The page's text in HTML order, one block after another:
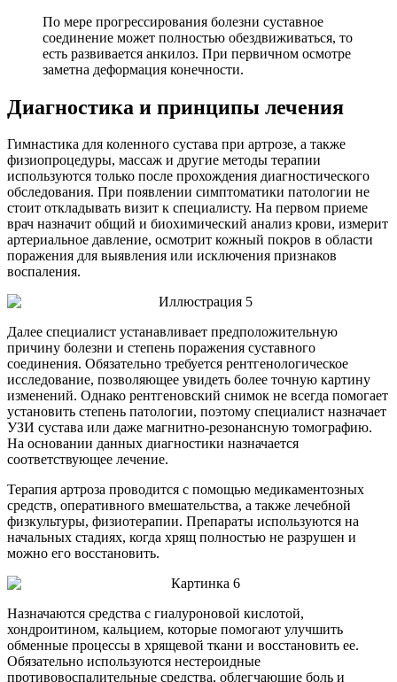
По мере прогрессирования болезни суставное
соединение может полностью обездвиживаться, то
есть развивается анкилоз. При первичном осмотре
заметна деформация конечности.
Диагностика и принципы лечения
Гимнастика для коленного сустава при артрозе, а также
физиопроцедуры, массаж и другие методы терапии
используются только после прохождения диагностического
обследования. При появлении симптоматики патологии не
стоит откладывать визит к специалисту. На первом приеме
врач назначит общий и биохимический анализ крови, измерит
артериальное давление, осмотрит кожный покров в области
поражения для выявления или исключения признаков
воспаления.
Далее специалист устанавливает предположительную
причину болезни и степень поражения суставного
соединения. Обязательно требуется рентгенологическое
исследование, позволяющее увидеть более точную картину
изменений. Однако рентгеновский снимок не всегда помогает
установить степень патологии, поэтому специалист назначает
УЗИ сустава или даже магнитно-резонансную томографию.
На основании данных диагностики назначается
соответствующее лечение.
Терапия артроза проводится с помощью медикаментозных
средств, оперативного вмешательства, а также лечебной
физкультуры, физиотерапии. Препараты используются на
начальных стадиях, когда хрящ полностью не разрушен и
можно его восстановить.
Назначаются средства с гиалуроновой кислотой,
хондроитином, кальцием, которые помогают улучшить
обменные процессы в хрящевой ткани и восстановить ее.
Обязательно используются нестероидные
противовоспалительные средства, облегчающие боль и